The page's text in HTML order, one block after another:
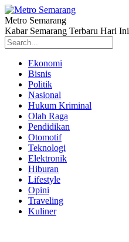
Metro Semarang
Kabar Semarang Terbaru Hari Ini
Ekonomi
Bisnis
Politik
Nasional
Hukum Kriminal
Olah Raga
Pendidikan
Otomotif
Teknologi
Elektronik
Hiburan
Lifestyle
Opini
Traveling
Kuliner